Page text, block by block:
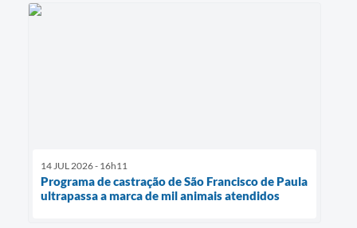
Minuta Cód. Postura
Galeria de Vídeos
Conselhos
14 JUL 2026 - 16h11
Programa de castração de São Francisco de Paula
ultrapassa a marca de mil animais atendidos